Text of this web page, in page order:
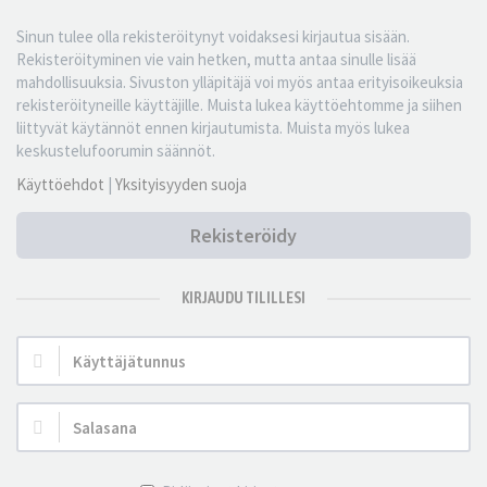
Sinun tulee olla rekisteröitynyt voidaksesi kirjautua sisään.
Rekisteröityminen vie vain hetken, mutta antaa sinulle lisää
mahdollisuuksia. Sivuston ylläpitäjä voi myös antaa erityisoikeuksia
rekisteröityneille käyttäjille. Muista lukea käyttöehtomme ja siihen
liittyvät käytännöt ennen kirjautumista. Muista myös lukea
keskustelufoorumin säännöt.
Käyttöehdot | Yksityisyyden suoja
Rekisteröidy
KIRJAUDU TILILLESI
Käyttäjätunnus:
Salasana: